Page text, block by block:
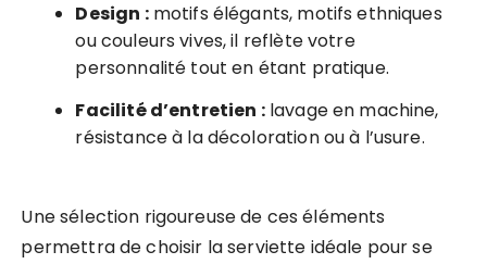
Design :motifs élégants, motifs ethniques
ou couleurs vives, il reflète votre
personnalité tout en étant pratique.
Facilité d’entretien :lavage en machine,
résistance à la décoloration ou à l’usure.
Une sélection rigoureuse de ces éléments
permettra de choisir la serviette idéale pour se